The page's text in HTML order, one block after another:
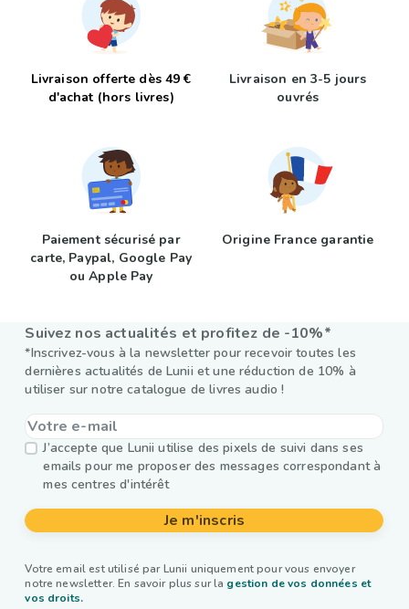
Livraison offerte dès 49 €
d'achat (hors livres)
Livraison en 3-5 jours
ouvrés
Paiement sécurisé par
carte, Paypal, Google Pay
ou Apple Pay
Origine France garantie
Suivez nos actualités et profitez de -10%*
*Inscrivez-vous à la newsletter pour recevoir toutes les
dernières actualités de Lunii et une réduction de 10% à
utiliser sur notre catalogue de livres audio !
J’accepte que Lunii utilise des pixels de suivi dans ses
emails pour me proposer des messages correspondant à
mes centres d'intérêt
Je m'inscris
Votre email est utilisé par Lunii uniquement pour vous envoyer
notre newsletter. En savoir plus sur la gestion de vos données et
vos droits.